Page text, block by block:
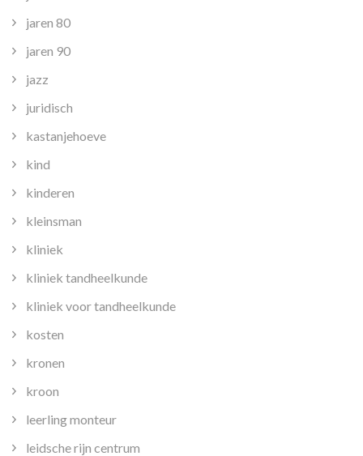
jaren 80
jaren 90
jazz
juridisch
kastanjehoeve
kind
kinderen
kleinsman
kliniek
kliniek tandheelkunde
kliniek voor tandheelkunde
kosten
kronen
kroon
leerling monteur
leidsche rijn centrum